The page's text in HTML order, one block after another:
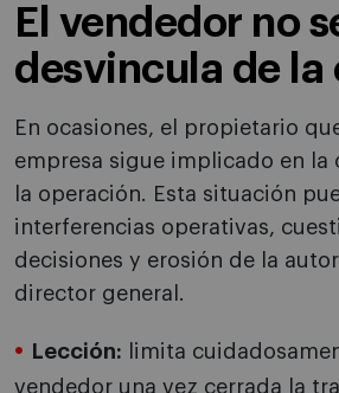
El vendedor no
desvincula de la
En ocasiones, el propietario
empresa sigue implicado en la
la operación. Esta situación
interferencias operativas,
decisiones y erosión de la
director general.
Lección: limita
vendedor una vez cerrada la